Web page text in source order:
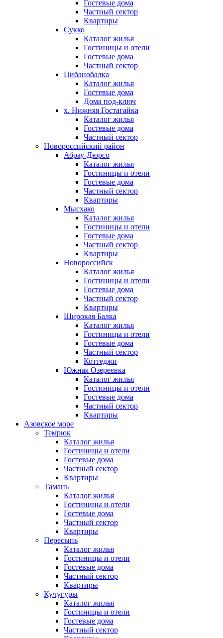
Гостевые дома
Частный сектор
Квартиры
Сукко
Каталог жилья
Гостиницы и отели
Гостевые дома
Частный сектор
Цибанобалка
Каталог жилья
Гостевые дома
Дома под-ключ
х. Нижняя Гостагайка
Каталог жилья
Гостевые дома
Частный сектор
Новороссийский район
Абрау-Дюрсо
Каталог жилья
Гостиницы и отели
Гостевые дома
Частный сектор
Квартиры
Мысхако
Каталог жилья
Гостиницы и отели
Гостевые дома
Частный сектор
Квартиры
Новороссийск
Каталог жилья
Гостиницы и отели
Гостевые дома
Частный сектор
Квартиры
Широкая Балка
Каталог жилья
Гостиницы и отели
Гостевые дома
Частный сектор
Коттеджи
Южная Озереевка
Каталог жилья
Гостиницы и отели
Гостевые дома
Частный сектор
Квартиры
Азовское море
Темрюк
Каталог жилья
Гостиницы и отели
Гостевые дома
Частный сектор
Квартиры
Тамань
Каталог жилья
Гостиницы и отели
Гостевые дома
Частный сектор
Квартиры
Пересыпь
Каталог жилья
Гостиницы и отели
Гостевые дома
Частный сектор
Квартиры
Кучугуры
Каталог жилья
Гостиницы и отели
Гостевые дома
Частный сектор